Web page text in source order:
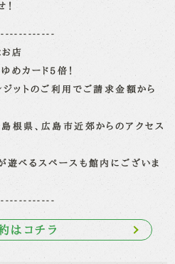
店
めカード5倍！
ットのご利用でご請求金額から
根県、広島市近郊からのアクセス
べるスペースも館内にございま
はコチラ